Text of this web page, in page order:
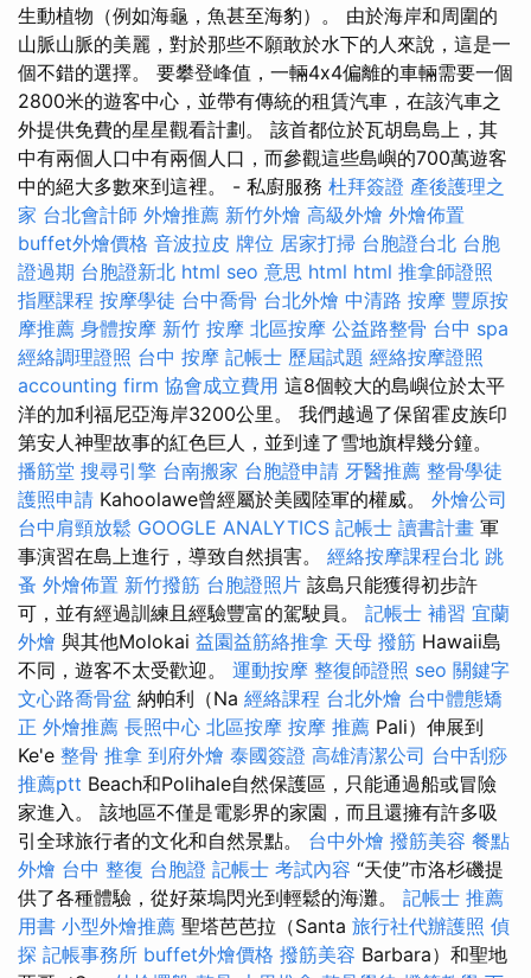
生動植物（例如海龜，魚甚至海豹）。 由於海岸和周圍的
山脈山脈的美麗，對於那些不願敢於水下的人來說，這是一
個不錯的選擇。 要攀登峰值，一輛4x4偏離的車輛需要一個
2800米的遊客中心，並帶有傳統的租賃汽車，在該汽車之
外提供免費的星星觀看計劃。 該首都位於瓦胡島島上，其
中有兩個人口中有兩個人口，而參觀這些島嶼的700萬遊客
中的絕大多數來到這裡。 - 私廚服務 杜拜簽證 產後護理之
家 台北會計師 外燴推薦 新竹外燴 高級外燴 外燴佈置
buffet外燴價格 音波拉皮 牌位 居家打掃 台胞證台北 台胞
證過期 台胞證新北 html seo 意思 html html 推拿師證照
指壓課程 按摩學徒 台中喬骨 台北外燴 中清路 按摩 豐原按
摩推薦 身體按摩 新竹 按摩 北區按摩 公益路整骨 台中 spa
經絡調理證照 台中 按摩 記帳士 歷屆試題 經絡按摩證照
accounting firm 協會成立費用 這8個較大的島嶼位於太平
洋的加利福尼亞海岸3200公里。 我們越過了保留霍皮族印
第安人神聖故事的紅色巨人，並到達了雪地旗桿幾分鐘。
播筋堂 搜尋引擎 台南搬家 台胞證申請 牙醫推薦 整骨學徒
護照申請 Kahoolawe曾經屬於美國陸軍的權威。 外燴公司
台中肩頸放鬆 GOOGLE ANALYTICS 記帳士 讀書計畫 軍
事演習在島上進行，導致自然損害。 經絡按摩課程台北 跳
蚤 外燴佈置 新竹撥筋 台胞證照片 該島只能獲得初步許
可，並有經過訓練且經驗豐富的駕駛員。 記帳士 補習 宜蘭
外燴 與其他Molokai 益園益筋絡推拿 天母 撥筋 Hawaii島
不同，遊客不太受歡迎。 運動按摩 整復師證照 seo 關鍵字
文心路喬骨盆 納帕利（Na 經絡課程 台北外燴 台中體態矯
正 外燴推薦 長照中心 北區按摩 按摩 推薦 Pali）伸展到
Ke'e 整骨 推拿 到府外燴 泰國簽證 高雄清潔公司 台中刮痧
推薦ptt Beach和Polihale自然保護區，只能通過船或冒險
家進入。 該地區不僅是電影界的家園，而且還擁有許多吸
引全球旅行者的文化和自然景點。 台中外燴 撥筋美容 餐點
外燴 台中 整復 台胞證 記帳士 考試內容 “天使”市洛杉磯提
供了各種體驗，從好萊塢閃光到輕鬆的海灘。 記帳士 推薦
用書 小型外燴推薦 聖塔芭芭拉（Santa 旅行社代辦護照 偵
探 記帳事務所 buffet外燴價格 撥筋美容 Barbara）和聖地